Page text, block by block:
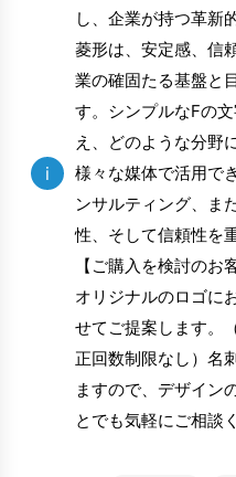
i
し、企業が持つ革新
菱形は、安定感、信
業の確固たる基盤と
す。シンプルなFの
え、どのような分野
様々な媒体で活用で
ンサルティング、ま
性、そして信頼性を
【ご購入を検討のお
オリジナルのロゴに
せてご提案します。
正回数制限なし）名
ますので、デザイン
とでも気軽にご相談